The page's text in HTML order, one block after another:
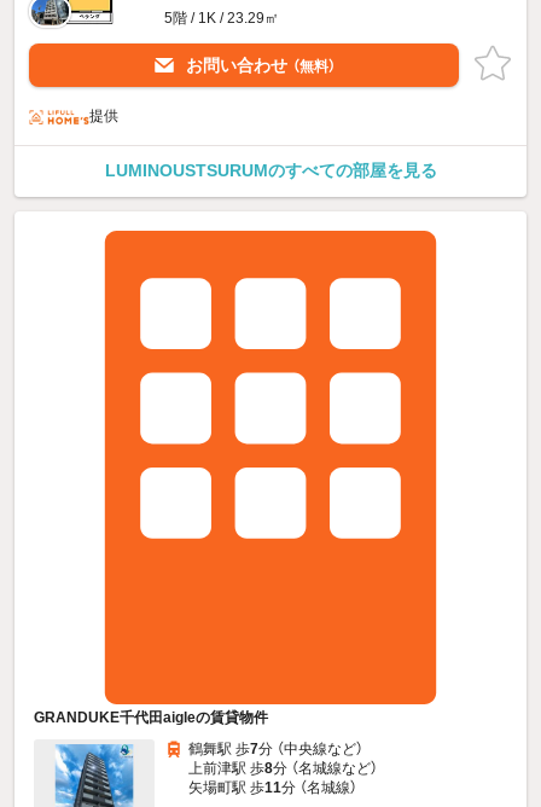
5階 / 1K / 23.29㎡
お問い合わせ （無料）
提供
LUMINOUSTSURUMのすべての部屋を見る
GRANDUKE千代田aigleの賃貸物件
鶴舞駅 歩7分 （中央線など）
上前津駅 歩8分 （名城線など）
矢場町駅 歩11分 （名城線）